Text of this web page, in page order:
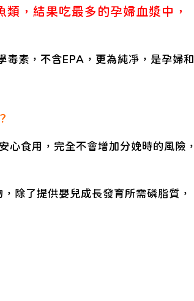
，結果吃最多的孕婦血漿中，
素，不含EPA，更為純凈，是孕婦和
食用，完全不會增加分娩時的風險，
除了提供嬰兒成長發育所需磷脂質，